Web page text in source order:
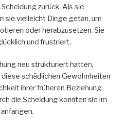
zurück. Als sie
sie vielleicht Dinge getan, um
oder herabzusetzen. Sie
und frustriert.
neu strukturiert hatten,
schädlichen Gewohnheiten
ihrer früheren Beziehung
die Scheidung konnten sie im